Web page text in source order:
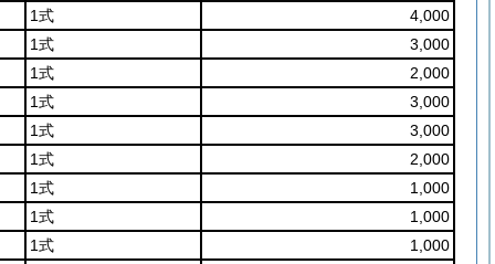
1式
4,000
1式
3,000
1式
2,000
1式
3,000
1式
3,000
1式
2,000
1式
1,000
1式
1,000
1式
1,000